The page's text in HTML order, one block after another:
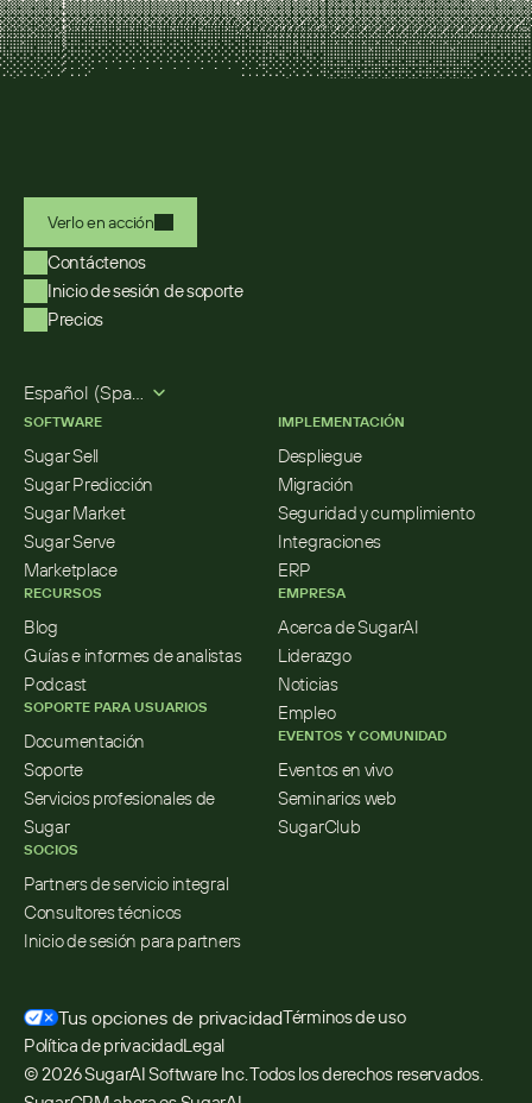
Verlo en acción
Contáctenos
Inicio de sesión de soporte
Precios
Español (Spanish)
SOFTWARE
Sugar Sell
Sugar Predicción
Sugar Market
Sugar Serve
Marketplace
RECURSOS
Blog
Guías e informes de analistas
Podcast
SOPORTE PARA USUARIOS
Documentación
Soporte
Servicios profesionales de
Sugar
SOCIOS
Partners de servicio integral
Consultores técnicos
Inicio de sesión para partners
IMPLEMENTACIÓN
Despliegue
Migración
Seguridad y cumplimiento
Integraciones
ERP
EMPRESA
Acerca de SugarAI
Liderazgo
Noticias
Empleo
EVENTOS Y COMUNIDAD
Eventos en vivo
Seminarios web
SugarClub
Tus opciones de privacidadTérminos de uso
Política de privacidadLegal
© 2026 SugarAI Software Inc. Todos los derechos reservados.